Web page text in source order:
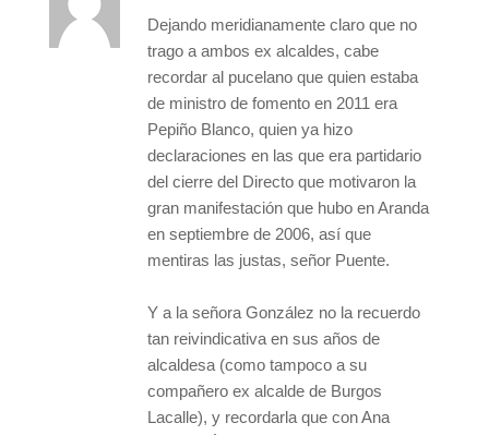
Dejando meridianamente claro que no
trago a ambos ex alcaldes, cabe
recordar al pucelano que quien estaba
de ministro de fomento en 2011 era
Pepiño Blanco, quien ya hizo
declaraciones en las que era partidario
del cierre del Directo que motivaron la
gran manifestación que hubo en Aranda
en septiembre de 2006, así que
mentiras las justas, señor Puente.
Y a la señora González no la recuerdo
tan reivindicativa en sus años de
alcaldesa (como tampoco a su
compañero ex alcalde de Burgos
Lacalle), y recordarla que con Ana